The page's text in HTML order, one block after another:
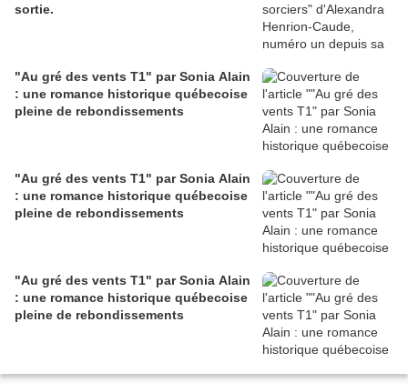
sortie.
"Au gré des vents T1" par Sonia Alain
: une romance historique québecoise
pleine de rebondissements
"Au gré des vents T1" par Sonia Alain
: une romance historique québecoise
pleine de rebondissements
"Au gré des vents T1" par Sonia Alain
: une romance historique québecoise
pleine de rebondissements